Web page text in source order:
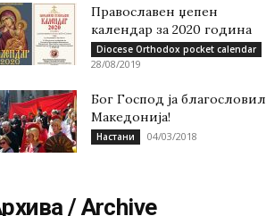
Православен џепен
календар за 2020 година
Diocese Orthodox pocket calendar
28/08/2019
Бог Господ ја благословил
Македонија!
Настани 04/03/2018
/ Archive